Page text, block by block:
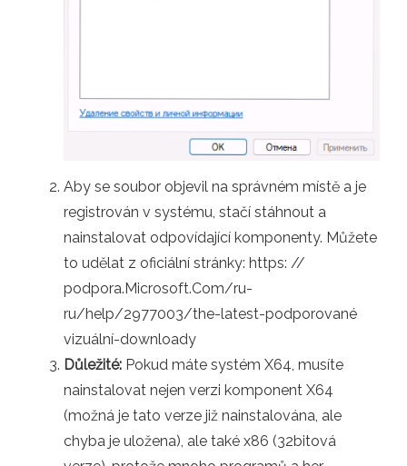
Aby se soubor objevil na správném místě a je
registrován v systému, stačí stáhnout a
nainstalovat odpovídající komponenty. Můžete
to udělat z oficiální stránky: https: //
podpora.Microsoft.Com/ru-
ru/help/2977003/the-latest-podporované
vizuální-downloady
Důležité: Pokud máte systém X64, musíte
nainstalovat nejen verzi komponent X64
(možná je tato verze již nainstalována, ale
chyba je uložena), ale také x86 (32bitová